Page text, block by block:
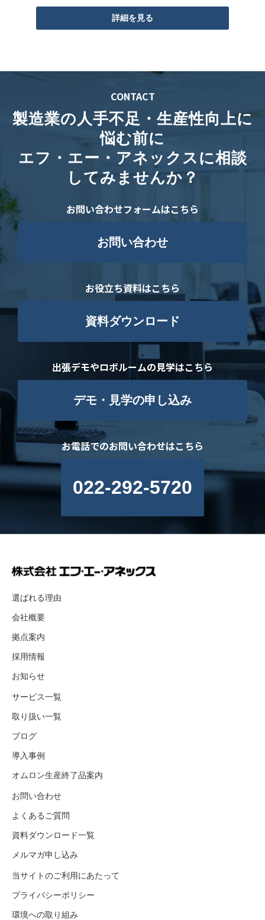
詳細を見る
CONTACT
製造業の人手不足・生産性向上に
悩む前に
エフ・エー・アネックスに相談
してみませんか？
お問い合わせフォームはこちら
お問い合わせ
お役立ち資料はこちら
資料ダウンロード
出張デモやロボルームの見学はこちら
デモ・見学の申し込み
お電話でのお問い合わせはこちら
022-292-5720
選ばれる理由
会社概要
拠点案内
採用情報
お知らせ
サービス一覧
取り扱い一覧
ブログ
導入事例
オムロン生産終了品案内
お問い合わせ
よくあるご質問
資料ダウンロード一覧
メルマガ申し込み
当サイトのご利用にあたって
プライバシーポリシー
環境への取り組み